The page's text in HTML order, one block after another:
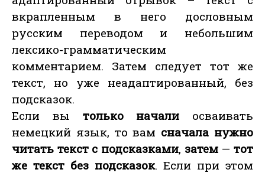
вкрапленным в него дословным
русским переводом и небольшим
лексико-грамматическим
комментарием. Затем следует тот же
текст, но уже неадаптированный, без
подсказок.
Если вы только начали осваивать
немецкий язык, то вам сначала нужно
читать текст с подсказками, затем — тот
же текст без подсказок. Если при этом